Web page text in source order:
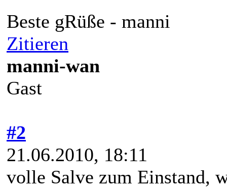
Beste gRüße - manni
Zitieren
manni-wan
Gast
#2
21.06.2010, 18:11
volle Salve zum Einstand,